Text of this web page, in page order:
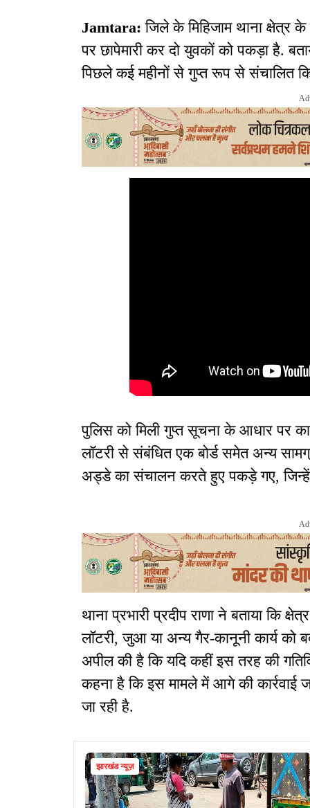
Jamtara: जिले के मिहिजाम थाना क्षेत्र
पर छापेमारी कर दो युवकों को पकड़ा है.
पिछले कई महीनों से गुप्त रूप से संचालित
पुलिस को मिली गुप्त सूचना के आधार पर
लॉटरी से संबंधित एक बोर्ड समेत अन्य
अड्डे का संचालन करते हुए पकड़े गए, जिन्हें
थाना प्रभारी प्रदीप राणा ने बताया कि
लॉटरी, जुआ या अन्य गैर-कानूनी कार्य को
अपील की है कि यदि कहीं इस तरह की
कहना है कि इस मामले में आगे की कार्रवाई
जा रही है.
झारखंड न्यूज़